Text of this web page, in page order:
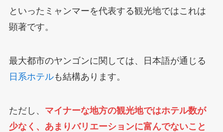
といったミャンマーを代表する観光地ではこれは
顕著です。
最大都市のヤンゴンに関しては、日本語が通じる
日系ホテルも結構あります。
ただし、 マイナーな地方の観光地ではホテル数が
少なく、あまりバリエーションに富んでないこと